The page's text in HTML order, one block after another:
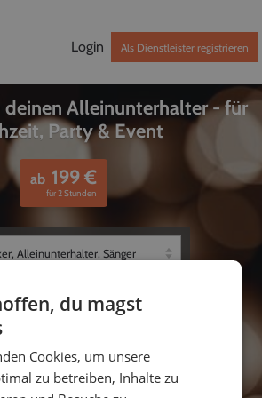
Login Als Dienstleister registrieren
deinen Alleinunterhalter - für
Party & Event
ab 199€
für 2 Stunden
bis
du magst
Cookies, um unsere
zu betreiben, Inhalte zu